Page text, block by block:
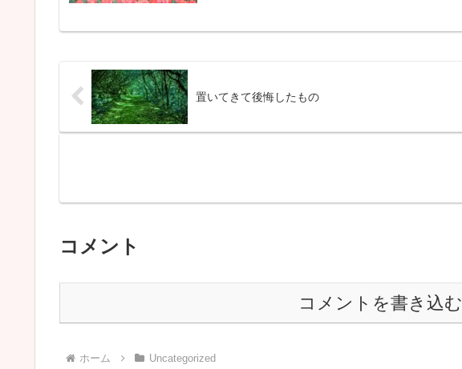
置いてきて後悔したもの
コメント
コメントを書き込む
ホーム Uncategorized